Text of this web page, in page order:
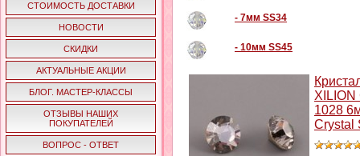
СТОИМОСТЬ ДОСТАВКИ
НОВОСТИ
СКИДКИ
АКТУАЛЬНЫЕ АКЦИИ
БЛОГ. МАСТЕР-КЛАССЫ
ОТЗЫВЫ НАШИХ
ПОКУПАТЕЛЕЙ
ВОПРОС - ОТВЕТ
- 7мм SS34
- 10мм SS45
XILION
1028
Crystal